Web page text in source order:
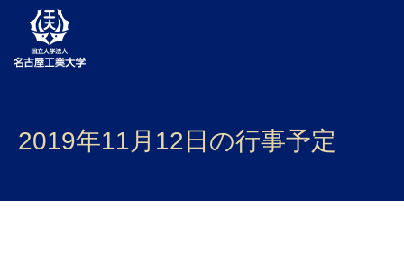
学部・大学院・センター
2019年11月12日の行事予定